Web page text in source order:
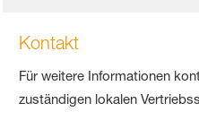
Kontakt
Für weitere Informationen
zuständigen lokalen